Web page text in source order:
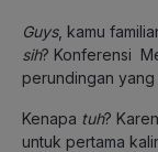
Guys, kamu
sih? Konferensi
perundingan yang
Kenapa tuh?
untuk pertama